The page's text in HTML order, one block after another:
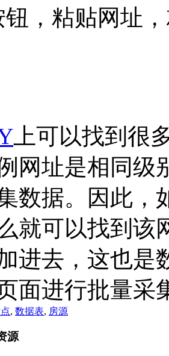
钮，粘贴网址
上可以找到很
网址是相同级
数据。因此，
就可以找到该
进去，这也是
面进行批量采
, 数据表, 房源
源